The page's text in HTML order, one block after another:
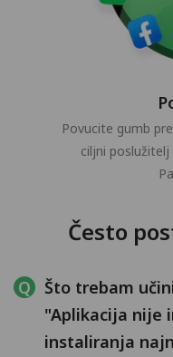
Povucite gumb
ciljni
Često
Što trebam
"Aplikacija nije
instaliranja